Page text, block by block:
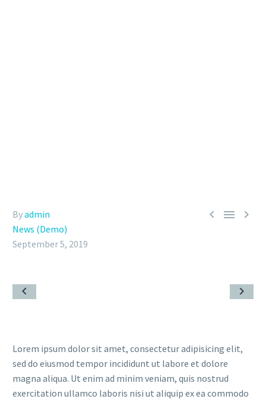
  
Byadmin
News (Demo)
September 5, 2019
Lorem ipsum dolor sit amet, consectetur adipisicing elit,
sed do eiusmod tempor incididunt ut labore et dolore
magna aliqua. Ut enim ad minim veniam, quis nostrud
exercitation ullamco laboris nisi ut aliquip ex ea commodo